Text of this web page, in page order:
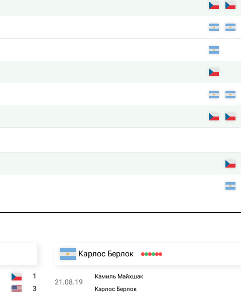
1
3
Карлос Берлок
21.08.19
Камиль Майхшак
Карлос Берлок